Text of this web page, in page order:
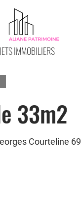
IMMOBILIERS
33m2
Courteline